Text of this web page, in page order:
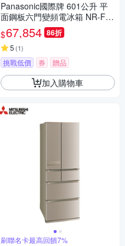
Panasonic國際牌 601公升 平
面鋼板六門變頻電冰箱 NR-F60
1XT-C1瓷釉灰
$67,854 86折
5 (1)
挑戰低價 券 贈品
加入購物車
刷聯名卡最高回饋7%